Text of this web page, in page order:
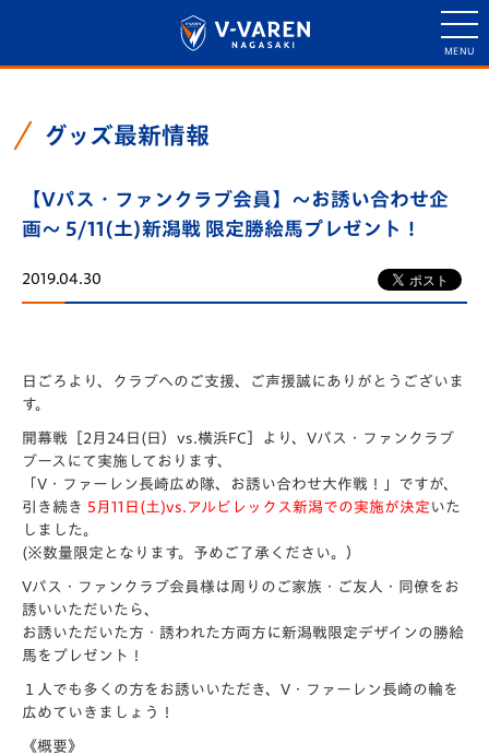
グッズ最新情報
【Vパス・ファンクラブ会員】～お誘い合わせ企
画～ 5/11(土)新潟戦 限定勝絵馬プレゼント！
2019.04.30
日ごろより、クラブへのご支援、ご声援誠にありがとうございま
す。
開幕戦［2月24日(日）vs.横浜FC］より、Vパス・ファンクラブ
ブースにて実施しております、
「V・ファーレン長崎広め隊、お誘い合わせ大作戦！」ですが、
引き続き 5月11日(土)vs.アルビレックス新潟での実施が決定 いた
しました。
(※数量限定となります。予めご了承ください。）
Vパス・ファンクラブ会員様は周りのご家族・ご友人・同僚をお
誘いいただいたら、
お誘いただいた方・誘われた方両方に新潟戦限定デザインの勝絵
馬をプレゼント！
１人でも多くの方をお誘いいただき、V・ファーレン長崎の輪を
広めていきましょう！
《概要》